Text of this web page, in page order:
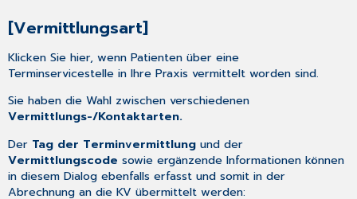
[Vermittlungsart]
Klicken Sie hier, wenn Patienten über eine
Terminservicestelle in Ihre Praxis vermittelt worden sind.
Sie haben die Wahl zwischen verschiedenen
Vermittlungs-/Kontaktarten.
Der Tag der Terminvermittlung und der
Vermittlungscode sowie ergänzende Informationen können
in diesem Dialog ebenfalls erfasst und somit in der
Abrechnung an die KV übermittelt werden: